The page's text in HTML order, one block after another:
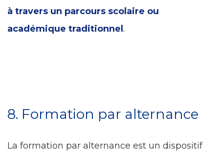
à travers un parcours scolaire ou
académique traditionnel .
8. Formation par alternance
La formation par alternance est un dispositif